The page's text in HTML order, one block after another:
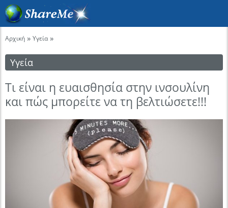
Αρχική » Υγεία »
Υγεία
Τι είναι η ευαισθησία στην ινσουλίνη
και πώς μπορείτε να τη βελτιώσετε!!!